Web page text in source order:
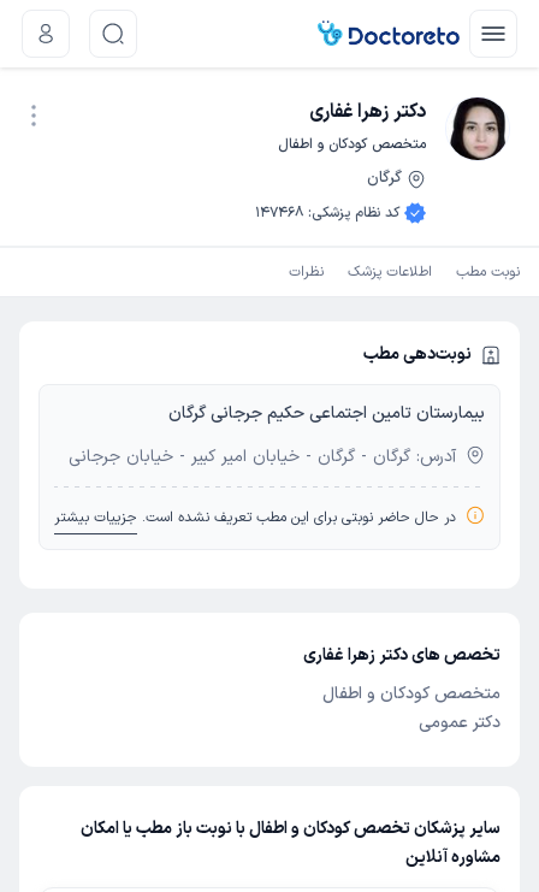
دکتر زهرا غفاری
متخصص کودکان و اطفال
گرگان
کد نظام پزشکی:
147468
نوبت مطب اطلاعات پزشک نظرات
نوبت‌دهی مطب
بیمارستان تامین اجتماعی حکیم جرجانی گرگان
آدرس: گرگان - گرگان - خیابان امیر کبیر - خیابان جرجانی
در حال حاضر نوبتی برای این مطب تعریف نشده است. جزییات بیشتر
تخصص های دکتر زهرا غفاری
متخصص کودکان و اطفال
دکتر عمومی
سایر پزشکان تخصص کودکان و اطفال با نوبت باز مطب یا امکان
مشاوره آنلاین